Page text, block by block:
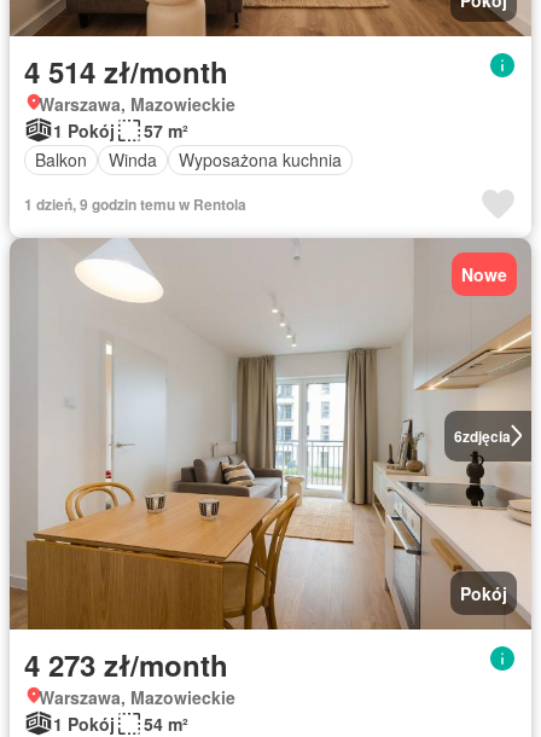
4 514 zł/month
Warszawa, Mazowieckie
1 Pokój
57 m²
Balkon
Winda Wyposażona kuchnia
1 dzień, 9 godzin temu w Rentola
6zdjęcia
Nowe
Pokój
4 273 zł/month
Warszawa, Mazowieckie
1 Pokój
54 m²